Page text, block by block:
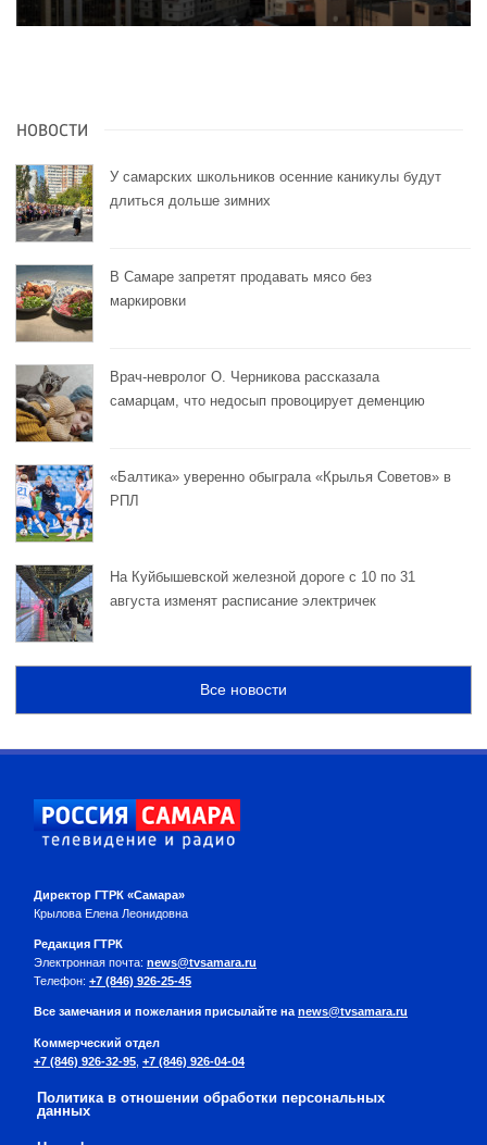
НОВОСТИ
У самарских школьников осенние каникулы будут
длиться дольше зимних
В Самаре запретят продавать мясо без
маркировки
Врач-невролог О. Черникова рассказала
самарцам, что недосып провоцирует деменцию
«Балтика» уверенно обыграла «Крылья Советов» в
РПЛ
На Куйбышевской железной дороге с 10 по 31
августа изменят расписание электричек
Все новости
Директор ГТРК «Самара»
Крылова Елена Леонидовна
Редакция ГТРК
Электронная почта: news@tvsamara.ru
Телефон: +7 (846) 926-25-45
Все замечания и пожелания присылайте на news@tvsamara.ru
Коммерческий отдел
+7 (846) 926-32-95 +7 (846) 926-04-04
Политика в отношении обработки персональных
данных